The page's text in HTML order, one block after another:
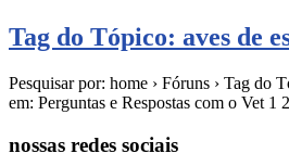
Tag do Tópico: aves de
Pesquisar por: home › Fóruns › Tag do
em: Perguntas e Respostas com o Vet
nossas redes sociais